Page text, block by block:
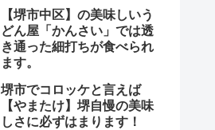
【堺市中区】の美味しいう
どん屋「かんさい」では透
き通った細打ちが食べられ
ます。
堺市でコロッケと言えば
【やまたけ】堺自慢の美味
しさに必ずはまります！